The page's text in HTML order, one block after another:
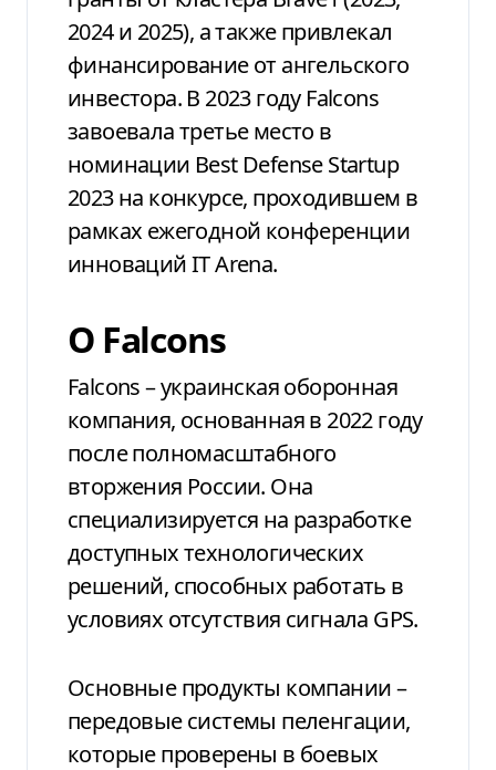
2024 и 2025), а также привлекал
финансирование от ангельского
инвестора. В 2023 году Falcons
завоевала третье место в
номинации Best Defense Startup
2023 на конкурсе, проходившем в
рамках ежегодной конференции
инноваций IT Arena.
О Falcons
Falcons – украинская оборонная
компания, основанная в 2022 году
после полномасштабного
вторжения России. Она
специализируется на разработке
доступных технологических
решений, способных работать в
условиях отсутствия сигнала GPS.
Основные продукты компании –
передовые системы пеленгации,
которые проверены в боевых